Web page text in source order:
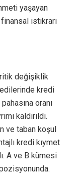
yaşayan
istikrarı
değişiklik
kredi
oranı
kaldırıldı.
ve taban koşul
kredi kıymet
A ve B kümesi